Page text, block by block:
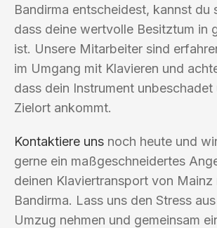
Bandirma entscheidest, kannst du
dass deine wertvolle Besitztum in
ist. Unsere Mitarbeiter sind
im Umgang mit Klavieren und
dass dein Instrument unbeschadet
Zielort ankommt.
Kontaktiere uns noch heute und
gerne ein maßgeschneidertes
deinen Klaviertransport von Mainz
Bandirma. Lass uns den Stress
Umzug nehmen und gemeinsam